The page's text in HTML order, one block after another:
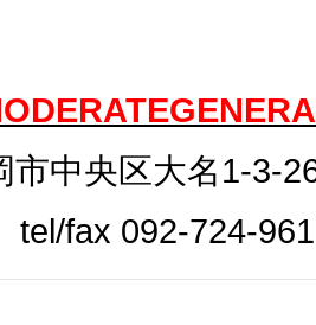
市中央区大名1-3-
tel/fax 092-724-